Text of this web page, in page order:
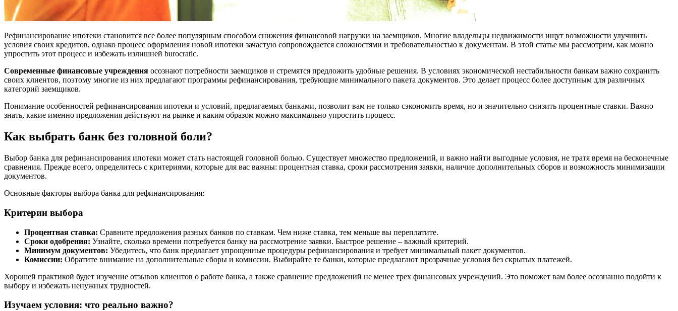
Рефинансирование ипотеки становится все более популярным способом снижения финансовой нагрузки на заемщиков. Многие владельцы недвижимости ищут возможности улучшить
условия своих кредитов, однако процесс оформления новой ипотеки зачастую сопровождается сложностями и требовательностью к документам. В этой статье мы рассмотрим, как можно
упростить этот процесс и избежать излишней burocratic.
Современные финансовые учреждения осознают потребности заемщиков и стремятся предложить удобные решения. В условиях экономической нестабильности банкам важно сохранить
своих клиентов, поэтому многие из них предлагают программы рефинансирования, требующие минимального пакета документов. Это делает процесс более доступным для различных
категорий заемщиков.
Понимание особенностей рефинансирования ипотеки и условий, предлагаемых банками, позволит вам не только сэкономить время, но и значительно снизить процентные ставки. Важно
знать, какие именно предложения действуют на рынке и каким образом можно максимально упростить процесс.
Как выбрать банк без головной боли?
Выбор банка для рефинансирования ипотеки может стать настоящей головной болью. Существует множество предложений, и важно найти выгодные условия, не тратя время на бесконечные
сравнения. Прежде всего, определитесь с критериями, которые для вас важны: процентная ставка, сроки рассмотрения заявки, наличие дополнительных сборов и возможность минимизации
документов.
Основные факторы выбора банка для рефинансирования:
Критерии выбора
Процентная ставка: Сравните предложения разных банков по ставкам. Чем ниже ставка, тем меньше вы переплатите.
Сроки одобрения: Узнайте, сколько времени потребуется банку на рассмотрение заявки. Быстрое решение – важный критерий.
Минимум документов: Убедитесь, что банк предлагает упрощенные процедуры рефинансирования и требует минимальный пакет документов.
Комиссии: Обратите внимание на дополнительные сборы и комиссии. Выбирайте те банки, которые предлагают прозрачные условия без скрытых платежей.
Хорошей практикой будет изучение отзывов клиентов о работе банка, а также сравнение предложений не менее трех финансовых учреждений. Это поможет вам более осознанно подойти к
выбору и избежать ненужных трудностей.
Изучаем условия: что реально важно?